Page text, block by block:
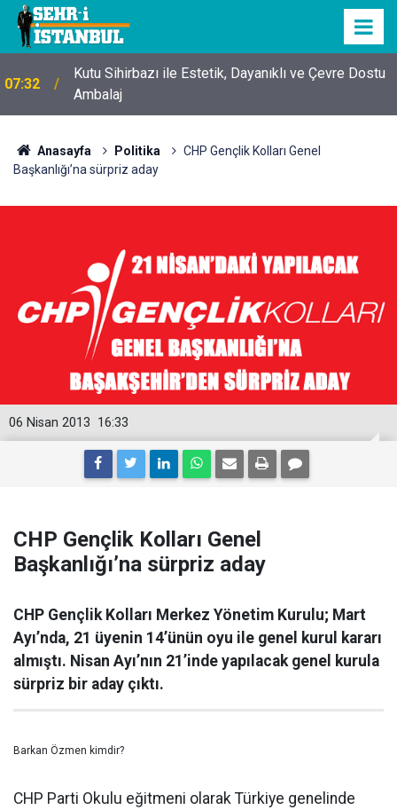
07:32
Kutu Sihirbazı ile Estetik, Dayanıklı ve Çevre Dostu
Ambalaj
Anasayfa Politika
CHP Gençlik Kolları Genel
Başkanlığı’na sürpriz aday
16:33
06 Nisan 2013
CHP Gençlik Kolları Genel
Başkanlığı’na sürpriz aday
CHP Gençlik Kolları Merkez Yönetim Kurulu; Mart
Ayı’nda, 21 üyenin 14’ünün oyu ile genel kurul kararı
almıştı. Nisan Ayı’nın 21’inde yapılacak genel kurula
sürpriz bir aday çıktı.
Barkan Özmen kimdir?
CHP Parti Okulu eğitmeni olarak Türkiye genelinde